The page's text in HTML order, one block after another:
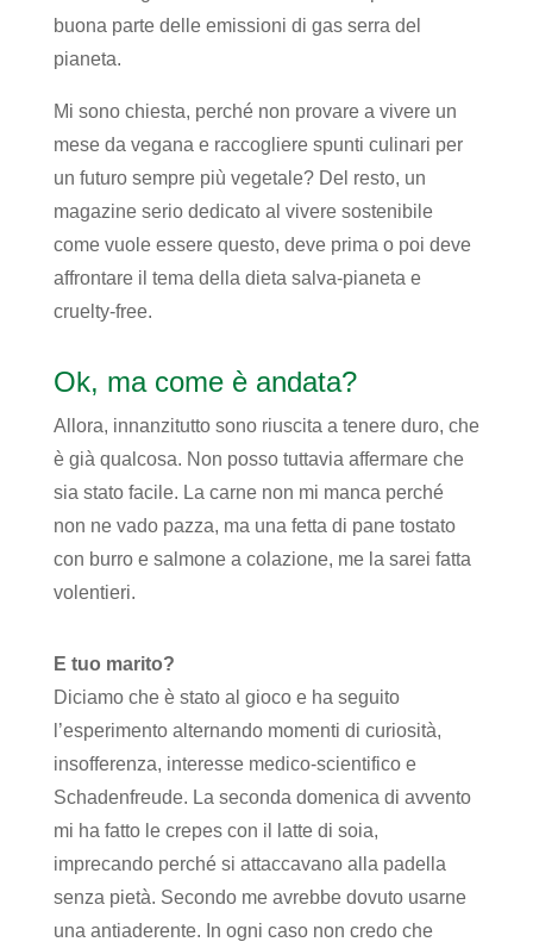
buona parte delle emissioni di gas serra del
pianeta.
Mi sono chiesta, perché non provare a vivere un
mese da vegana e raccogliere spunti culinari per
un futuro sempre più vegetale? Del resto, un
magazine serio dedicato al vivere sostenibile
come vuole essere questo, deve prima o poi deve
affrontare il tema della dieta salva-pianeta e
cruelty-free.
Ok, ma come è andata?
Allora, innanzitutto sono riuscita a tenere duro, che
è già qualcosa. Non posso tuttavia affermare che
sia stato facile. La carne non mi manca perché
non ne vado pazza, ma una fetta di pane tostato
con burro e salmone a colazione, me la sarei fatta
volentieri.
E tuo marito?
Diciamo che è stato al gioco e ha seguito
l’esperimento alternando momenti di curiosità,
insofferenza, interesse medico-scientifico e
Schadenfreude. La seconda domenica di avvento
mi ha fatto le crepes con il latte di soia,
imprecando perché si attaccavano alla padella
senza pietà. Secondo me avrebbe dovuto usarne
una antiaderente. In ogni caso non credo che